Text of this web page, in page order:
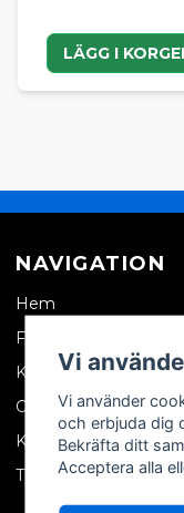
LÄGG I
NAVIGATION
Hem
Företagskund
Kontakta oss
Om oss
Köpvillkor
Tips & trix
Vi
Vi använder
och erbjuda dig
Bekräfta ditt
Acceptera alla